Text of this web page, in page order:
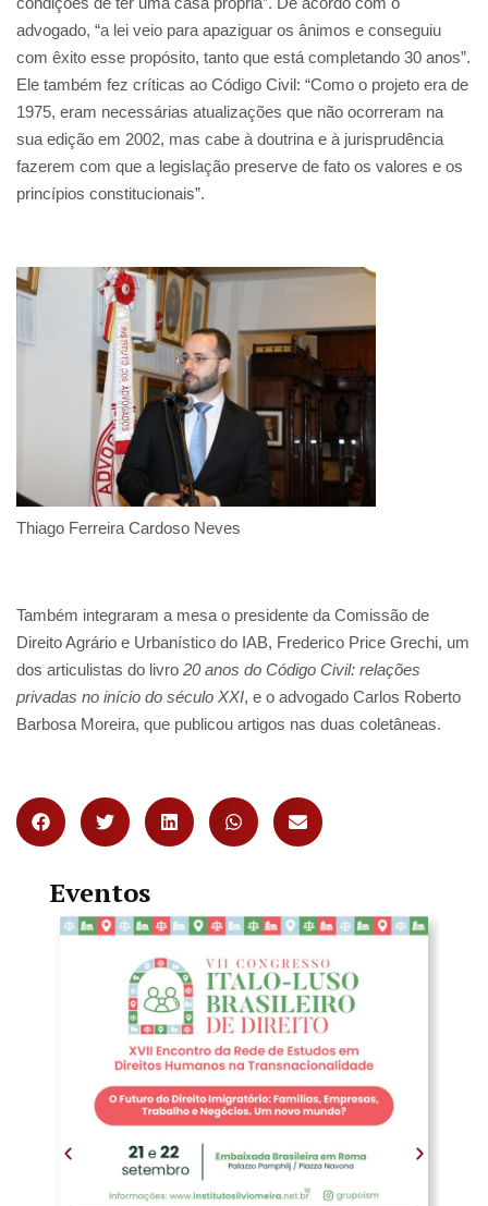
advogado, “a lei veio para apaziguar os ânimos e conseguiu
com êxito esse propósito, tanto que está completando 30 anos”.
Ele também fez críticas ao Código Civil: “Como o projeto era de
1975, eram necessárias atualizações que não ocorreram na
sua edição em 2002, mas cabe à doutrina e à jurisprudência
fazerem com que a legislação preserve de fato os valores e os
princípios constitucionais”.
Thiago Ferreira Cardoso Neves
Também integraram a mesa o presidente da Comissão de
Direito Agrário e Urbanístico do IAB, Frederico Price Grechi, um
dos articulistas do livro 20 anos do Código Civil: relações
privadas no início do século XXI, e o advogado Carlos Roberto
Barbosa Moreira, que publicou artigos nas duas coletâneas.
Eventos